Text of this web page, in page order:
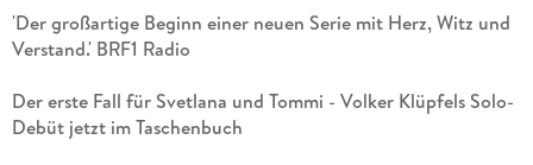
'Der großartige Beginn einer neuen Serie mit Herz, Witz und
Verstand.' BRF1 Radio
Der erste Fall für Svetlana und Tommi - Volker Klüpfels Solo-
Debüt jetzt im Taschenbuch